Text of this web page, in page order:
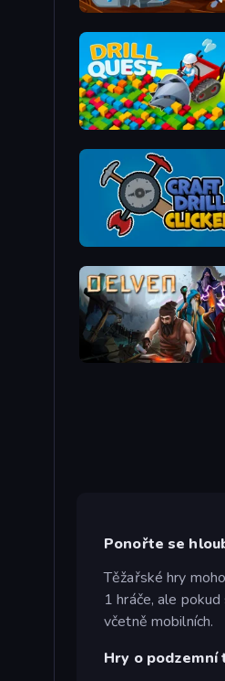
Mining Rush
Drill Quest
Craft Drill Clicker
Delven
Ponořte se
Těžařské hry
1 hráče, ale
včetně mobilních.
Hry o podzemní